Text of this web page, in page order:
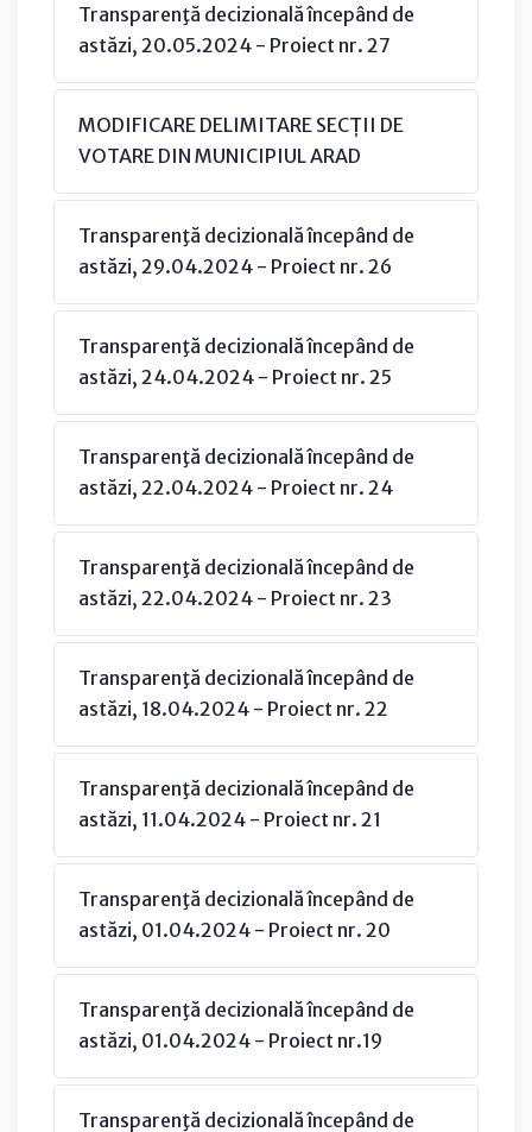
Transparenţă decizională începând de
astăzi, 20.05.2024 - Proiect nr. 27
MODIFICARE DELIMITARE SECȚII DE
VOTARE DIN MUNICIPIUL ARAD
Transparenţă decizională începând de
astăzi, 29.04.2024 - Proiect nr. 26
Transparenţă decizională începând de
astăzi, 24.04.2024 - Proiect nr. 25
Transparenţă decizională începând de
astăzi, 22.04.2024 - Proiect nr. 24
Transparenţă decizională începând de
astăzi, 22.04.2024 - Proiect nr. 23
Transparenţă decizională începând de
astăzi, 18.04.2024 - Proiect nr. 22
Transparenţă decizională începând de
astăzi, 11.04.2024 - Proiect nr. 21
Transparenţă decizională începând de
astăzi, 01.04.2024 - Proiect nr. 20
Transparenţă decizională începând de
astăzi, 01.04.2024 - Proiect nr.19
Transparenţă decizională începând de